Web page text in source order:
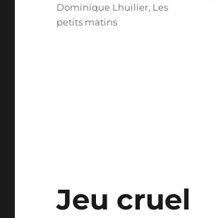
Dominique Lhuilier, Les
petits matins
Jeu cruel